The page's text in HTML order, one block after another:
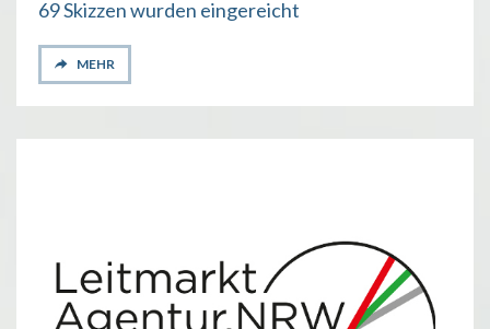
69 Skizzen wurden eingereicht
MEHR